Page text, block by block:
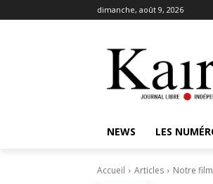
dimanche, août 9, 2026
NEWS LES
Accueil Articles Notre